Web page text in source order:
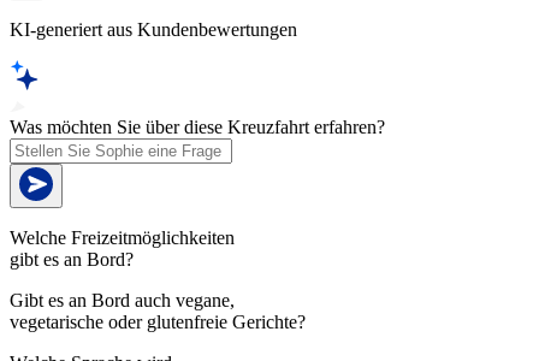
KI-generiert aus Kundenbewertungen
Was möchten Sie über diese Kreuzfahrt erfahren?
Welche Freizeitmöglichkeiten
gibt es an Bord?
Gibt es an Bord auch vegane,
vegetarische oder glutenfreie Gerichte?